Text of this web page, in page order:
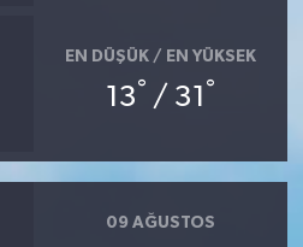
EN DÜŞÜK / EN YÜKSEK
13° / 31 °
09 AĞUSTOS